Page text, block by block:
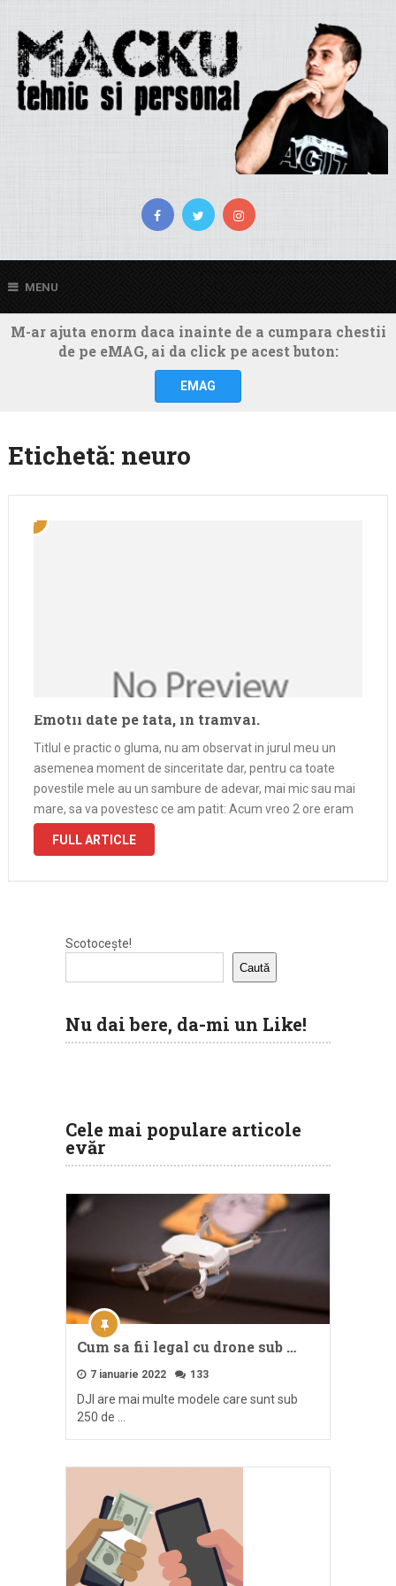
MENU
M-ar ajuta enorm daca inainte de a cumpara chestii
de pe eMAG, ai da click pe acest buton:
EMAG
Etichetă: neuro
Emotii date pe fata, in tramvai.
Titlul e practic o gluma, nu am observat in jurul meu un
asemenea moment de sinceritate dar, pentru ca toate
povestile mele au un sambure de adevar, mai mic sau mai
mare, sa va povestesc ce am patit: Acum vreo 2 ore eram
in tramvai, cu …
FULL ARTICLE
Scotocește!
Caută
Nu dai bere, da-mi un Like!
Cele mai populare articole
evăr
Cum sa fii legal cu drone sub …
7 ianuarie 2022 133
DJI are mai multe modele care sunt sub
250 de …